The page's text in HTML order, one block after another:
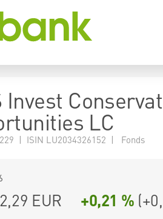
Invest
LC
| ISIN LU2034326152 | Fonds
EUR +0,21 % (